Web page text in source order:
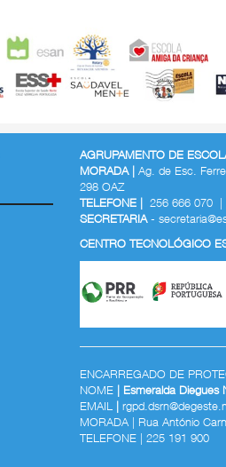
AGRUPAMENTO DE
MORADA | Ag. de Esc.
298 OAZ
TELEFONE | 256 666 070 |
SECRETARIA-
CENTRO TECNOLÓGICO
ENCARREGADO DE
NOME | Esmeralda Diegues
EMAIL
|
MORADA | Rua António
TELEFONE | 225 191 900